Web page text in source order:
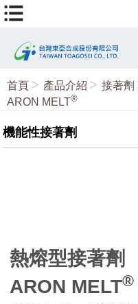
首頁 產品介紹 接著劑
ARON MELT®
機能性接著劑
熱熔型接著劑
ARON MELT®